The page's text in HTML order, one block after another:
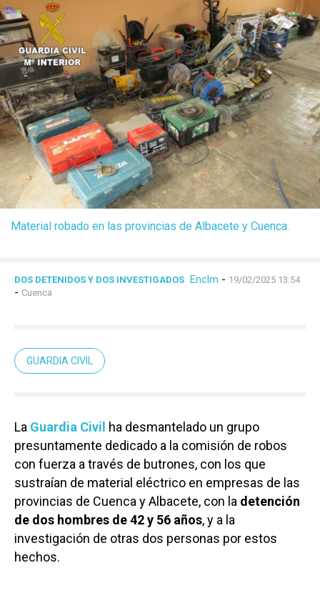
Material robado en las provincias de Albacete y Cuenca.
DOS DETENIDOS Y DOS INVESTIGADOS Enclm - 19/02/2025 13:54
- Cuenca
GUARDIA CIVIL
La Guardia Civil ha desmantelado un grupo
presuntamente dedicado a la comisión de robos
con fuerza a través de butrones, con los que
sustraían de material eléctrico en empresas de las
provincias de Cuenca y Albacete, con la detención
de dos hombres de 42 y 56 años, y a la
investigación de otras dos personas por estos
hechos.